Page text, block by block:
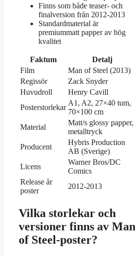
Finns som både teaser- och
finalversion från 2012-2013
Standardmaterial är
premiummatt papper av hög
kvalitet
Faktum
Detalj
Film
Man of Steel (2013)
Regissör
Zack Snyder
Huvudroll
Henry Cavill
Posterstorlekar
A1, A2, 27×40 tum,
70×100 cm
Material
Matt/s glossy papper,
metalltryck
Producent
Hybris Production
AB (Sverige)
Licens
Warner Bros/DC
Comics
Release år
poster
2012-2013
Vilka storlekar och
versioner finns av Man
of Steel-poster?